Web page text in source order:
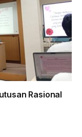
Rasional